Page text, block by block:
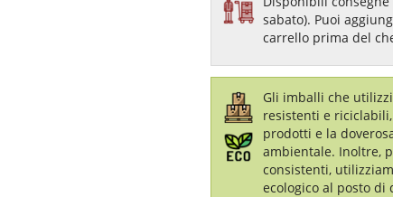
sabato). Puoi
carrello prima del
Gli imballi che
resistenti e
prodotti e la
ambientale. Inoltre,
consistenti,
ecologico al posto di